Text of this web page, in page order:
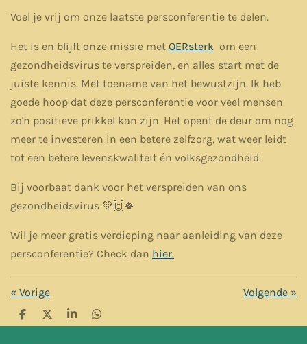
Voel je vrij om onze laatste persconferentie te delen.
Het is en blijft onze missie met OERsterk om een
gezondheidsvirus te verspreiden, en alles start met de
juiste kennis. Met toename van het bewustzijn. Ik heb
goede hoop dat deze persconferentie voor veel mensen
zo'n positieve prikkel kan zijn. Het opent de deur om nog
meer te investeren in een betere zelfzorg, wat weer leidt
tot een betere levenskwaliteit én volksgezondheid.
Bij voorbaat dank voor het verspreiden van ons
gezondheidsvirus 💚🙌🍀
Wil je meer gratis verdieping naar aanleiding van deze
persconferentie? Check dan hier.
« Vorige Volgende »
D
e
D
e
S
h
D
e